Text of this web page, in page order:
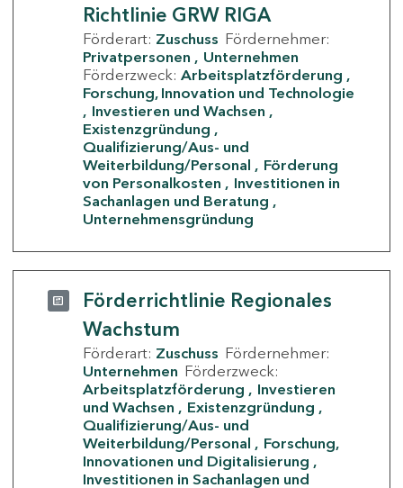
Richtlinie GRW RIGA
Förderart: Zuschuss Fördernehmer:
Privatpersonen
Unternehmen
Förderzweck: Arbeitsplatzförderung
Forschung, Innovation und Technologie
Investieren und Wachsen
Existenzgründung
Qualifizierung/Aus- und
Weiterbildung/Personal
Förderung
von Personalkosten
Investitionen in
Sachanlagen und Beratung
Unternehmensgründung
Förderrichtlinie Regionales
Wachstum
Förderart: Zuschuss Fördernehmer:
Unternehmen Förderzweck:
Arbeitsplatzförderung
Investieren
und Wachsen
Existenzgründung
Qualifizierung/Aus- und
Weiterbildung/Personal
Forschung,
Innovationen und Digitalisierung
Investitionen in Sachanlagen und